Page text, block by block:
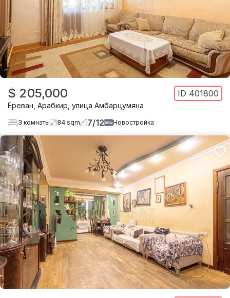
$ 205,000 ID 401800
Ереван Арабкир улица Амбарцумяна
3 комнаты 84 sqm 7/12 Новостройка